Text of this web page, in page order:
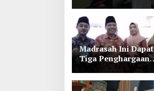
Polres Jombang,
Lihat Tuh Wartawan
Dapat Motor
Madrasah Ini Dapat
Tiga Penghargaan
Jombang